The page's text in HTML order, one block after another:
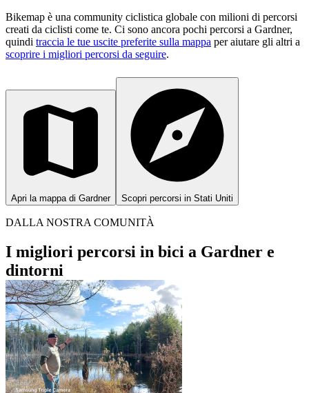
Bikemap è una community ciclistica globale con milioni di percorsi
creati da ciclisti come te. Ci sono ancora pochi percorsi a Gardner,
quindi traccia le tue uscite preferite sulla mappa per aiutare gli altri a
scoprire i migliori percorsi da seguire.
Apri la mappa di Gardner Scopri percorsi in Stati Uniti
DALLA NOSTRA COMUNITÀ
I migliori percorsi in bici a Gardner e
dintorni